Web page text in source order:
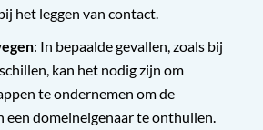
het leggen van contact.
: In bepaalde gevallen, zoals bij
kan het nodig zijn om
te ondernemen om de
een domeineigenaar te onthullen.